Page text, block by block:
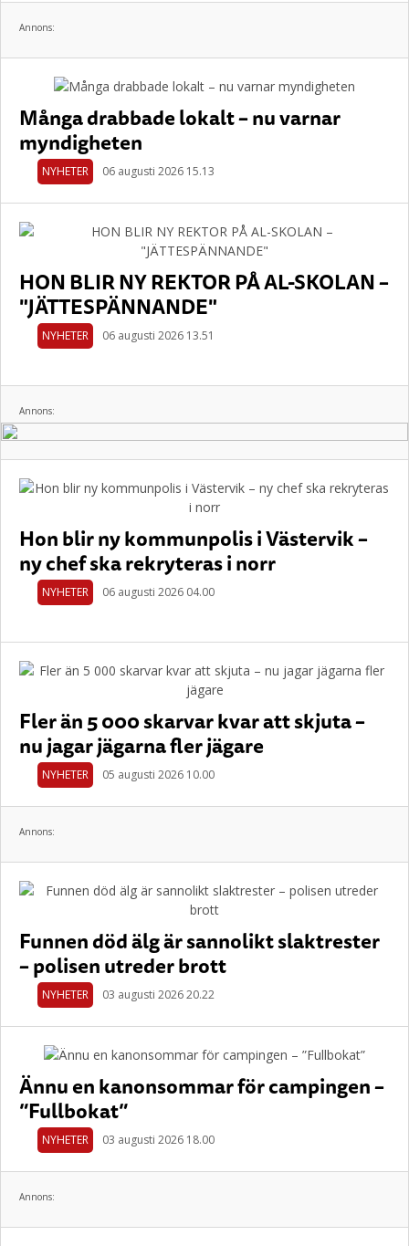
Annons:
Många drabbade lokalt – nu varnar
myndigheten
NYHETER 06 augusti 2026 15.13
HON BLIR NY REKTOR PÅ AL-SKOLAN –
"JÄTTESPÄNNANDE"
NYHETER 06 augusti 2026 13.51
Annons:
Hon blir ny kommunpolis i Västervik –
ny chef ska rekryteras i norr
NYHETER 06 augusti 2026 04.00
Fler än 5 000 skarvar kvar att skjuta –
nu jagar jägarna fler jägare
NYHETER 05 augusti 2026 10.00
Annons:
Funnen död älg är sannolikt slaktrester
– polisen utreder brott
NYHETER 03 augusti 2026 20.22
Ännu en kanonsommar för campingen –
”Fullbokat”
NYHETER 03 augusti 2026 18.00
Annons: